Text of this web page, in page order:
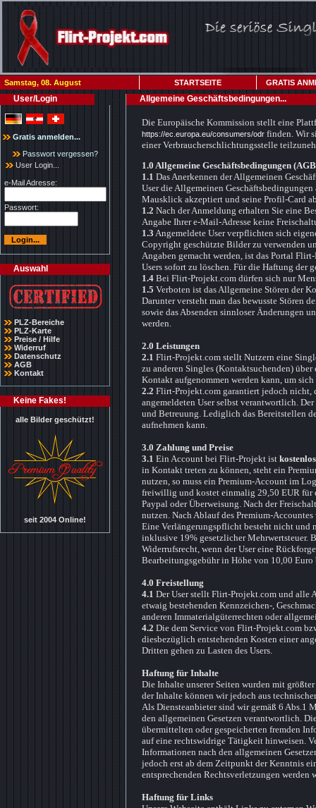
Samstag, 08. August STARTSEITE GRATIS
User/Login
Gratis anmelden...
Passwort vergessen?
User Login...
e-Mail Adresse:
Passwort:
Auswahl
PLZ-Bereiche
PLZ-Karte
Preise / Hilfe
Widerruf
Datenschutz
AGB
Kontakt
Keine Fakes!
alle Bilder geschützt!
seit 2004 Online!
Allgemeine Geschäftsbedingungen...
Die Europäische Kommission stellt eine
https://ec.europa.eu/consumers/odrfinden. Wir
einer Verbraucherschlichtungsstelle
1.0 Allgemeine Geschäftsbedingungen
1.1 Das Anerkennen der Allgemeinen
User die Allgemeinen
Mausklick akzeptiert und seine Profil-Card
1.2 Nach der Anmeldung erhalten Sie eine
Angabe Ihrer e-Mail-Adresse keine
1.3 Angemeldete User verpflichten sich
Copyright geschützte Bilder zu verwenden
Angaben gemacht werden, ist das Portal
Users sofort zu löschen. Für die Haftung der
1.4Bei Flirt-Projekt.com dürfen sich nur
1.5 Verboten ist das Allgemeine Stören der
Darunter versteht man das bewusste Stören
sowie das Absenden sinnloser Änderungen
werden.
2.0 Leistungen
2.1 Flirt-Projekt.com stellt Nutzern eine
zu anderen Singles (Kontaktsuchenden)
Kontakt aufgenommen werden kann, um
2.2 Flirt-Projekt.com garantiert jedoch nicht,
angemeldeten User selbst verantwortlich.
und Betreuung. Lediglich das Bereitstellen
aufnehmen kann.
3.0 Zahlung und Preise
3.1 Ein Account bei Flirt-Projekt ist kostenlos
in Kontakt treten zu können, steht ein
nutzen, so muss ein Premium-Account im
freiwillig und kostet einmalig 29,50 EUR für
Paypal oder Überweisung. Nach der
nutzen. Nach Ablauf des Premium-
Eine Verlängerungspflicht besteht nicht und
inklusive 19% gesetzlicher Mehrwertsteuer.
Widerrufsrecht, wenn der User eine
Bearbeitungsgebühr in Höhe von 10,00 Euro
4.0 Freistellung
4.1 Der User stellt Flirt-Projekt.com und alle
etwaig bestehenden Kennzeichen-,
anderen Immaterialgüterrechten oder
4.2 Die dem Service von Flirt-Projekt.com
diesbezüglich entstehenden Kosten einer
Dritten gehen zu Lasten des Users.
Haftung für Inhalte
Die Inhalte unserer Seiten wurden mit
der Inhalte können wir jedoch aus
Als Diensteanbieter sind wir gemäß 6 Abs.1
den allgemeinen Gesetzen verantwortlich.
übermittelten oder gespeicherten fremden
auf eine rechtswidrige Tätigkeit hinweisen.
Informationen nach den allgemeinen
jedoch erst ab dem Zeitpunkt der Kenntnis
entsprechenden Rechtsverletzungen werden
Haftung für Links